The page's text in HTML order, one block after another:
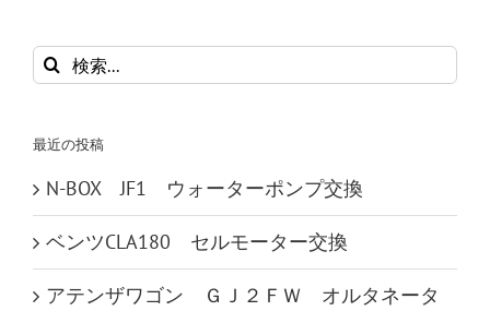
検
索
最近の投稿
N-BOX JF1 ウォーターポンプ交換
ベンツCLA180 セルモーター交換
アテンザワゴン ＧＪ２ＦＷ オルタネータ